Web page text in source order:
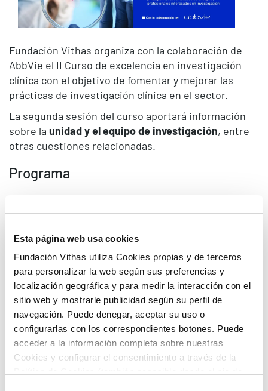
Esta página web usa cookies
Fundación Vithas utiliza Cookies propias y de terceros
para personalizar la web según sus preferencias y
localización geográfica y para medir la interacción con el
sitio web y mostrarle publicidad según su perfil de
navegación. Puede denegar, aceptar su uso o
configurarlas con los correspondientes botones. Puede
acceder a la información completa sobre nuestras
Cookies y configurar el consentimiento a través de la
Fundación Vithas organiza con la colaboración de
AbbVie el II Curso de excelencia en investigación
clínica con el objetivo de fomentar y mejorar las
prácticas de investigación clínica en el sector.
La segunda sesión del curso aportará información
sobre la unidad y el equipo de investigación, entre
otras cuestiones relacionadas.
Programa
Roles, responsabilidades y entrenamiento
Mar Álvarez, directora de Operaciones de
Fundación Vithas
Competencias y responsabilidades del
equipo investigador y del centro de
investigación. Pepa Almerich, coordinadora de
la Unidad Investigación Clínica de Fundación
Vithas